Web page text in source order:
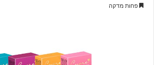
e
פחות מדקה